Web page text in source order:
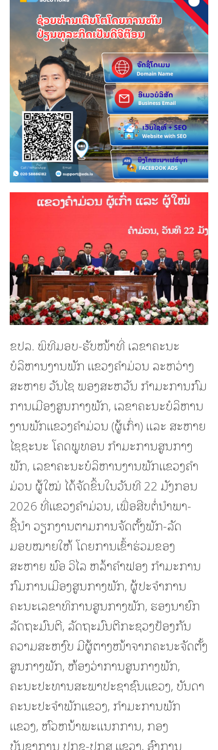
ຂປລ. ພິທີມອບ-ຮັບໜ້າທີ່ ເລຂາຄະນະ
ບໍລິຫານງານພັກ ແຂວງຄຳມ່ວນ ລະຫວ່າງ
ສະຫາຍ ວັນໄຊ ພອງສະຫວັນ ກຳມະການກົມ
ການເມືອງສູນກາງພັກ, ເລຂາຄະນະບໍລິຫານ
ງານພັກແຂວງຄຳມ່ວນ (ຜູ້ເກົ່າ) ແລະ ສະຫາຍ
ໄຊຊະນະ ໂຄດພູທອນ ກຳມະການສູນກາງ
ພັກ, ເລຂາຄະນະບໍລິຫານງານພັກແຂວງຄຳ
ມ່ວນ ຜູ້ໃໝ່ ໄດ້ຈັດຂຶ້ນໃນວັນທີ 22 ມັງກອນ
2026 ທີ່ແຂວງຄຳມ່ວນ, ເພື່ອສືບຕໍ່ນໍາພາ-
ຊີ້ນຳ ວຽກງານຕາມການຈັດຕັ້ງພັກ-ລັດ
ມອບໝາຍໃຫ້ ໂດຍການເຂົ້າຮ່ວມຂອງ
ສະຫາຍ ພົອ ວິໄລ ຫລ້າຄຳຟອງ ກຳມະການ
ກົມການເມືອງສູນກາງພັກ, ຜູ້ປະຈຳການ
ຄະນະເລຂາທິການສູນກາງພັກ, ຮອງນາຍົກ
ລັດຖະມົນຕີ, ລັດຖະມົນຕີກະຊວງປ້ອງກັນ
ຄວາມສະຫງົບ ມີຜູ້ຕາງໜ້າຈາກຄະນະຈັດຕັ້ງ
ສູນກາງພັກ, ຫ້ອງວ່າການສູນກາງພັກ,
ຄະນະປະທານສະພາປະຊາຊົນແຂວງ, ບັນດາ
ຄະນະປະຈຳພັກແຂວງ, ກຳມະການພັກ
ແຂວງ, ຫົວຫນ້າພະແນກການ, ກອງ
ບັນຊາການ ປກຊ-ປກສ ແຂວງ, ອົງການ